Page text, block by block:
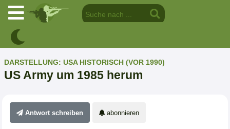
DARSTELLUNG: USA HISTORISCH (VOR 1990)
US Army um 1985 herum
Antwort schreiben abonnieren